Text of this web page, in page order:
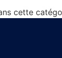
cette